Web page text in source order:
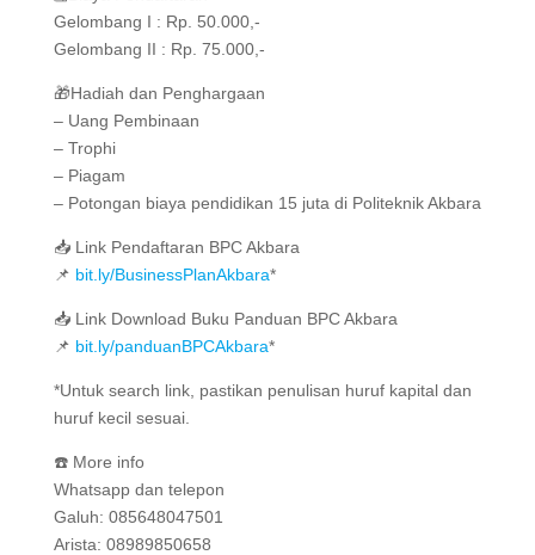
Gelombang I : Rp. 50.000,-
Gelombang II : Rp. 75.000,-
🎁Hadiah dan Penghargaan
– Uang Pembinaan
– Trophi
– Piagam
– Potongan biaya pendidikan 15 juta di Politeknik Akbara
📥 Link Pendaftaran BPC Akbara
📌 bit.ly/BusinessPlanAkbara*
📥 Link Download Buku Panduan BPC Akbara
📌 bit.ly/panduanBPCAkbara*
*Untuk search link, pastikan penulisan huruf kapital dan
huruf kecil sesuai.
☎️ More info
Whatsapp dan telepon
Galuh: 085648047501
Arista: 08989850658